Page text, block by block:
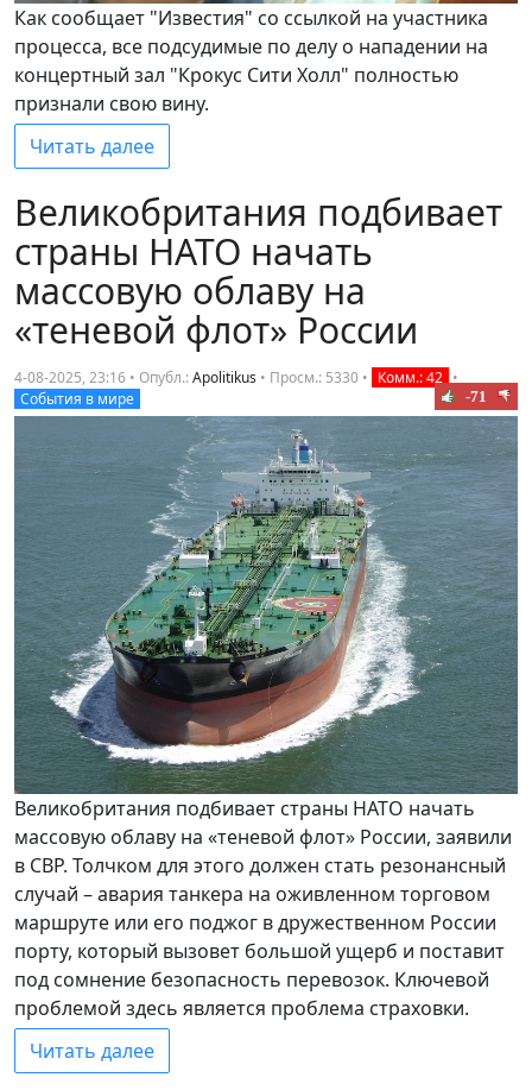
Как сообщает "Известия" со ссылкой на участника
процесса, все подсудимые по делу о нападении на
концертный зал "Крокус Сити Холл" полностью
признали свою вину.
Читать далее
Великобритания подбивает
страны НАТО начать
массовую облаву на
«теневой флот» России
4-08-2025, 23:16 • Опубл.:Apolitikus • Просм.: 5330 • Комм.: 42 •
События в мире
-71
Великобритания подбивает страны НАТО начать
массовую облаву на «теневой флот» России, заявили
в СВР. Толчком для этого должен стать резонансный
случай – авария танкера на оживленном торговом
маршруте или его поджог в дружественном России
порту, который вызовет большой ущерб и поставит
под сомнение безопасность перевозок. Ключевой
проблемой здесь является проблема страховки.
Читать далее